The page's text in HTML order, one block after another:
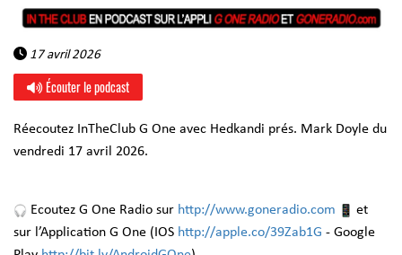
17 avril 2026
Écouter le podcast
Réecoutez InTheClub G One avec Hedkandi prés. Mark Doyle du
vendredi 17 avril 2026.
Ecoutez G One Radio sur http://www.goneradio.com
et
sur l’Application G One (IOS http://apple.co/39Zab1G - Google